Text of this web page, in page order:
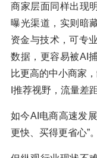
商家层面同样出现
曝光渠道，实则暗
资金与技术，可专
数据，更容易被AI
比更高的中小商家
I推荐视野，流量差
如今AI电商高速发
更快、买得更省心”。